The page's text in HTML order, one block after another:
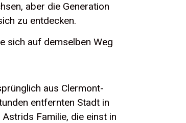
aber die Generation
zu entdecken.
sich auf demselben Weg
aus Clermont-
entfernten Stadt in
Familie, die einst in